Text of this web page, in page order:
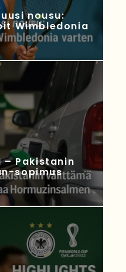
nousu:
Wimbledonia
– Pakistanin
sopimus